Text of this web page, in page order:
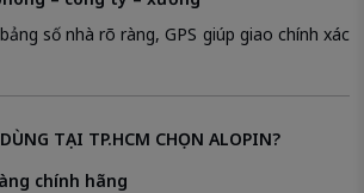
số nhà rõ ràng, GPS giúp giao chính xác
TẠI TP.HCM CHỌN ALOPIN?
chính hãng